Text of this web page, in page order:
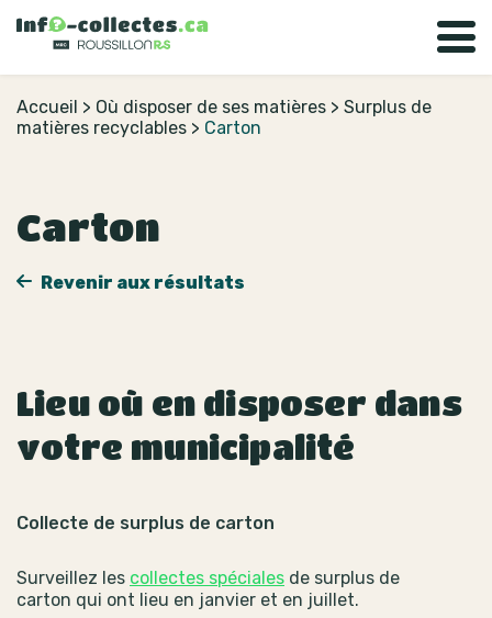
Accueil > Où disposer de ses matières > Surplus de
matières recyclables > Carton
Carton
Revenir aux résultats
Lieu où en disposer dans
votre municipalité
Collecte de surplus de carton
Surveillez les collectes spéciales de surplus de
carton qui ont lieu en janvier et en juillet.